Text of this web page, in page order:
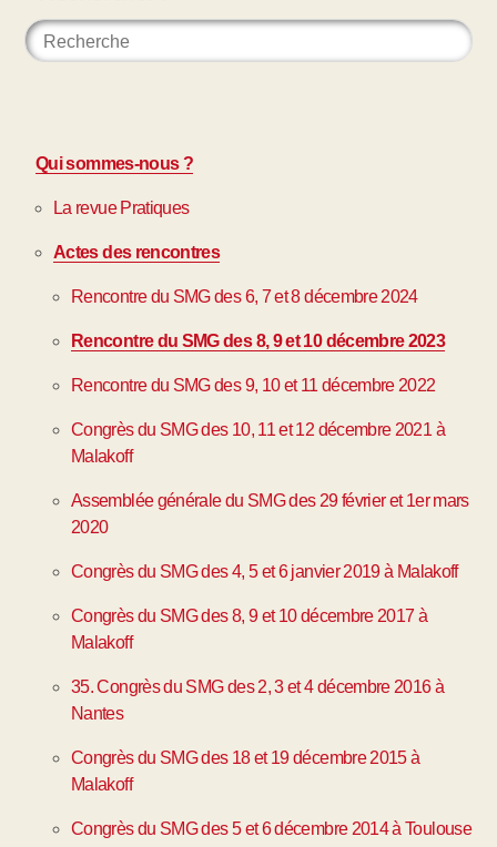
Qui sommes-nous ?
La revue Pratiques
Actes des rencontres
Rencontre du SMG des 6, 7 et 8 décembre 2024
Rencontre du SMG des 8, 9 et 10 décembre 2023
Rencontre du SMG des 9, 10 et 11 décembre 2022
Congrès du SMG des 10, 11 et 12 décembre 2021 à
Malakoff
Assemblée générale du SMG des 29 février et 1er mars
2020
Congrès du SMG des 4, 5 et 6 janvier 2019 à Malakoff
Congrès du SMG des 8, 9 et 10 décembre 2017 à
Malakoff
35. Congrès du SMG des 2, 3 et 4 décembre 2016 à
Nantes
Congrès du SMG des 18 et 19 décembre 2015 à
Malakoff
Congrès du SMG des 5 et 6 décembre 2014 à Toulouse